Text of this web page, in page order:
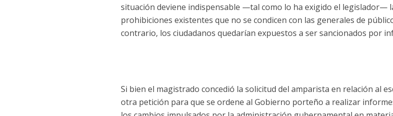
situación deviene indispensable —tal como lo ha exigido el legislador—
prohibiciones existentes que no se condicen con las generales de
contrario, los ciudadanos quedarían expuestos a ser sancionados por
Si bien el magistrado concedió la solicitud del amparista en relación al
otra petición para que se ordene al Gobierno porteño a realizar